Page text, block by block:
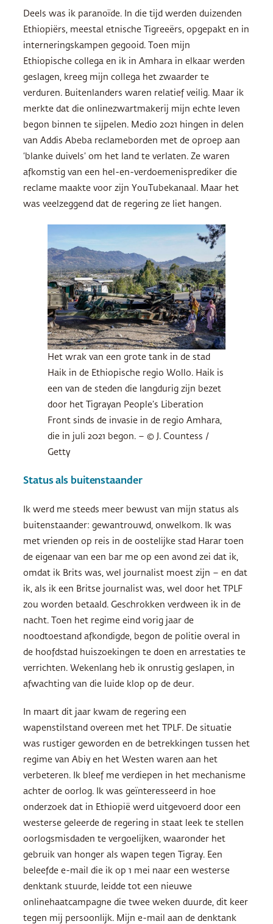
Deels was ik paranoïde. In die tijd werden duizenden
Ethiopiërs, meestal etnische Tigreeërs, opgepakt en in
interneringskampen gegooid. Toen mijn
Ethiopische collega en ik in Amhara in elkaar werden
geslagen, kreeg mijn collega het zwaarder te
verduren. Buitenlanders waren relatief veilig. Maar ik
merkte dat die onlinezwartmakerij mijn echte leven
begon binnen te sijpelen. Medio 2021 hingen in delen
van Addis Abeba reclameborden met de oproep aan
‘blanke duivels’ om het land te verlaten. Ze waren
afkomstig van een hel-en-verdoemenisprediker die
reclame maakte voor zijn YouTubekanaal. Maar het
was veelzeggend dat de regering ze liet hangen.
Het wrak van een grote tank in de stad
Haik in de Ethiopische regio Wollo. Haik is
een van de steden die langdurig zijn bezet
door het Tigrayan People’s Liberation
Front sinds de invasie in de regio Amhara,
die in juli 2021 begon. – © J. Countess /
Getty
Status als buitenstaander
Ik werd me steeds meer bewust van mijn status als
buitenstaander: gewantrouwd, onwelkom. Ik was
met vrienden op reis in de oostelijke stad Harar toen
de eigenaar van een bar me op een avond zei dat ik,
omdat ik Brits was, wel journalist moest zijn – en dat
ik, als ik een Britse journalist was, wel door het TPLF
zou worden betaald. Geschrokken verdween ik in de
nacht. Toen het regime eind vorig jaar de
noodtoestand afkondigde, begon de politie overal in
de hoofdstad huiszoekingen te doen en arrestaties te
verrichten. Wekenlang heb ik onrustig geslapen, in
afwachting van die luide klop op de deur.
In maart dit jaar kwam de regering een
wapenstilstand overeen met het TPLF. De situatie
was rustiger geworden en de betrekkingen tussen het
regime van Abiy en het Westen waren aan het
verbeteren. Ik bleef me verdiepen in het mechanisme
achter de oorlog. Ik was geïnteresseerd in hoe
onderzoek dat in Ethiopië werd uitgevoerd door een
westerse geleerde de regering in staat leek te stellen
oorlogsmisdaden te vergoelijken, waaronder het
gebruik van honger als wapen tegen Tigray. Een
beleefde e-mail die ik op 1 mei naar een westerse
denktank stuurde, leidde tot een nieuwe
onlinehaatcampagne die twee weken duurde, dit keer
tegen mij persoonlijk. Mijn e-mail aan de denktank